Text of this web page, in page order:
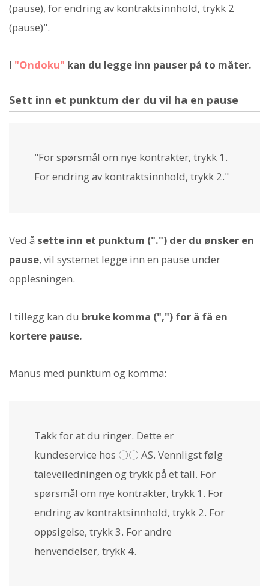
(pause), for endring av kontraktsinnhold, trykk 2
(pause)".
I "Ondoku" kan du legge inn pauser på to måter.
Sett inn et punktum der du vil ha en pause
"For spørsmål om nye kontrakter, trykk 1.
For endring av kontraktsinnhold, trykk 2."
Ved å sette inn et punktum (".") der du ønsker en
pause, vil systemet legge inn en pause under
opplesningen.
I tillegg kan du bruke komma (",") for å få en
kortere pause.
Manus med punktum og komma:
Takk for at du ringer. Dette er
kundeservice hos 〇〇 AS. Vennligst følg
taleveiledningen og trykk på et tall. For
spørsmål om nye kontrakter, trykk 1. For
endring av kontraktsinnhold, trykk 2. For
oppsigelse, trykk 3. For andre
henvendelser, trykk 4.